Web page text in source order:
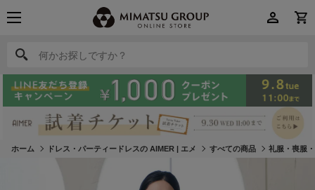
何かお探しですか？
何かお探しですか？
ホーム ドレス・パーティードレスの AIMER | エメ すべての商品 礼服・喪服